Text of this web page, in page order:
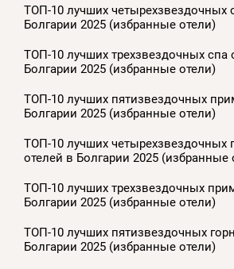
ТОП-10 лучших четырехзвездочных
Болгарии 2025 (избранные отели)
ТОП-10 лучших трехзвездочных спа
Болгарии 2025 (избранные отели)
ТОП-10 лучших пятизвездочных
Болгарии 2025 (избранные отели)
ТОП-10 лучших четырехзвездочных
отелей в Болгарии 2025 (избранные
ТОП-10 лучших трехзвездочных
Болгарии 2025 (избранные отели)
ТОП-10 лучших пятизвездочных
Болгарии 2025 (избранные отели)